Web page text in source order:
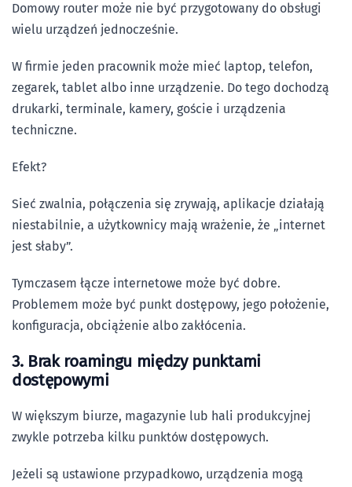
Domowy router może nie być przygotowany do obsługi
wielu urządzeń jednocześnie.
W firmie jeden pracownik może mieć laptop, telefon,
zegarek, tablet albo inne urządzenie. Do tego dochodzą
drukarki, terminale, kamery, goście i urządzenia
techniczne.
Efekt?
Sieć zwalnia, połączenia się zrywają, aplikacje działają
niestabilnie, a użytkownicy mają wrażenie, że „internet
jest słaby”.
Tymczasem łącze internetowe może być dobre.
Problemem może być punkt dostępowy, jego położenie,
konfiguracja, obciążenie albo zakłócenia.
3. Brak roamingu między punktami
dostępowymi
W większym biurze, magazynie lub hali produkcyjnej
zwykle potrzeba kilku punktów dostępowych.
Jeżeli są ustawione przypadkowo, urządzenia mogą